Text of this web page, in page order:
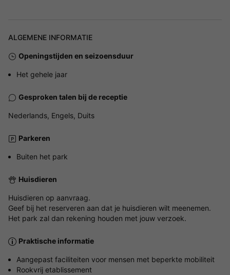
ALGEMENE INFORMATIE
Openingstijden en seizoensduur
Het gehele jaar
Gesproken talen bij de receptie
Nederlands, Engels, Duits
Parkeren
Buiten het park
Huisdieren
Huisdieren op aanvraag.
Geef bij het reserveren aan dat je huisdieren wilt meenemen.
Het park zal dan rekening houden met jouw verzoek.
Praktische informatie
Aangepast faciliteiten voor mensen met beperkte mobiliteit
Rookvrij etablissement